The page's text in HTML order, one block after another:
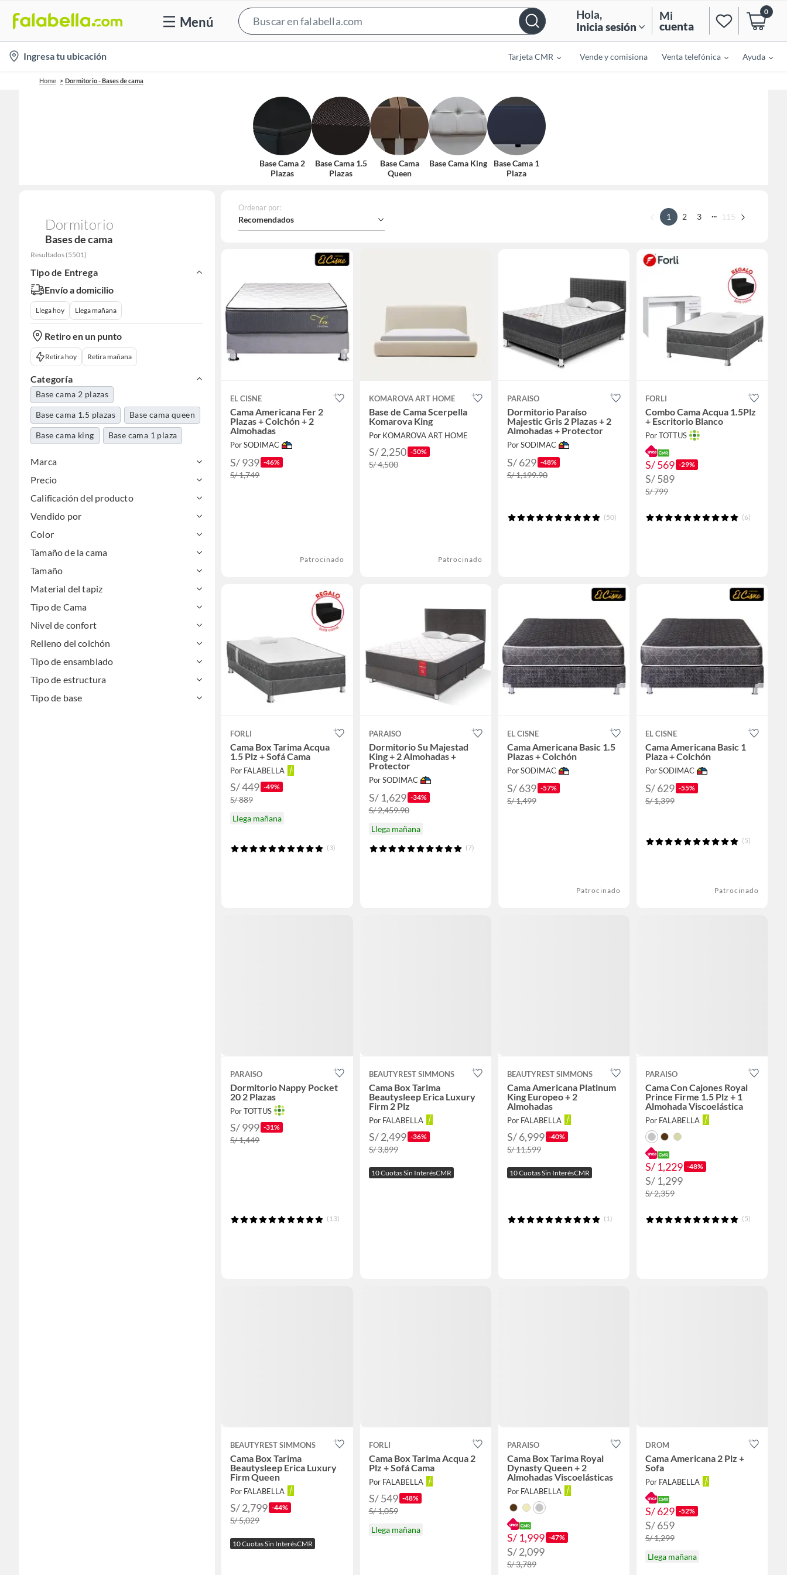
Menú
Bar
Hola,
Inicia sesión
Mi
cuenta
0
location-
icon
Ingresa tu ubicación Tarjeta CMR Vende y comisiona Venta telefónica Ayuda
Home Dormitorio - Bases de cama
Base Cama 2
Plazas
Base Cama 1.5
Plazas
Base Cama
Queen
Base Cama King
Base Cama 1
Plaza
Dormitorio
Bases de cama
Resultados (5501)
Tipo de Entrega
Envío a domicilio
Llega hoy Llega mañana
Retiro en un punto
Retira hoy Retira mañana
Categoría
Base cama 2 plazas
Base cama 1.5 plazas Base cama queen
Base cama king Base cama 1 plaza
Marca
Precio
Calificación del producto
Vendido por
Color
Tamaño de la cama
Tamaño
Material del tapiz
Tipo de Cama
Nivel de confort
Relleno del colchón
Tipo de ensamblado
Tipo de estructura
Tipo de base
Ordenar por:
Recomendados 1 2 3 ... 115
EL CISNE
Cama Americana Fer 2
Plazas + Colchón + 2
Almohadas
Por SODIMAC
S/ 939 -46%
S/ 1,749
Patrocinado
KOMAROVA ART HOME
Base de Cama Scerpella
Komarova King
Por KOMAROVA ART HOME
S/ 2,250 -50%
S/ 4,500
Patrocinado
PARAISO
Dormitorio Paraíso
Majestic Gris 2 Plazas + 2
Almohadas + Protector
Por SODIMAC
S/ 629 -48%
S/ 1,199.90
(50)
FORLI
Combo Cama Acqua 1.5Plz
+ Escritorio Blanco
Por TOTTUS
S/ 569 -29%
S/ 589
S/ 799
(6)
FORLI
Cama Box Tarima Acqua
1.5 Plz + Sofá Cama
Por FALABELLA
S/ 449 -49%
S/ 889
Llega mañana
(3)
PARAISO
Dormitorio Su Majestad
King + 2 Almohadas +
Protector
Por SODIMAC
S/ 1,629 -34%
S/ 2,459.90
Llega mañana
(7)
EL CISNE
Cama Americana Basic 1.5
Plazas + Colchón
Por SODIMAC
S/ 639 -57%
S/ 1,499
Patrocinado
EL CISNE
Cama Americana Basic 1
Plaza + Colchón
Por SODIMAC
S/ 629 -55%
S/ 1,399
(5)
Patrocinado
PARAISO
Dormitorio Nappy Pocket
20 2 Plazas
Por TOTTUS
S/ 999 -31%
S/ 1,449
(13)
BEAUTYREST SIMMONS
Cama Box Tarima
Beautysleep Erica Luxury
Firm 2 Plz
Por FALABELLA
S/ 2,499 -36%
S/ 3,899
10 Cuotas Sin InterésCMR
BEAUTYREST SIMMONS
Cama Americana Platinum
King Europeo + 2
Almohadas
Por FALABELLA
S/ 6,999 -40%
S/ 11,599
10 Cuotas Sin InterésCMR
(1)
PARAISO
Cama Con Cajones Royal
Prince Firme 1.5 Plz + 1
Almohada Viscoelástica
Por FALABELLA
S/ 1,229 -48%
S/ 1,299
S/ 2,359
(5)
BEAUTYREST SIMMONS
Cama Box Tarima
Beautysleep Erica Luxury
Firm Queen
Por FALABELLA
S/ 2,799 -44%
S/ 5,029
10 Cuotas Sin InterésCMR
FORLI
Cama Box Tarima Acqua 2
Plz + Sofá Cama
Por FALABELLA
S/ 549 -48%
S/ 1,059
Llega mañana
PARAISO
Cama Box Tarima Royal
Dynasty Queen + 2
Almohadas Viscoelásticas
Por FALABELLA
S/ 1,999 -47%
S/ 2,099
S/ 3,789
DROM
Cama Americana 2 Plz +
Sofa
Por FALABELLA
S/ 629 -52%
S/ 659
S/ 1,299
Llega mañana